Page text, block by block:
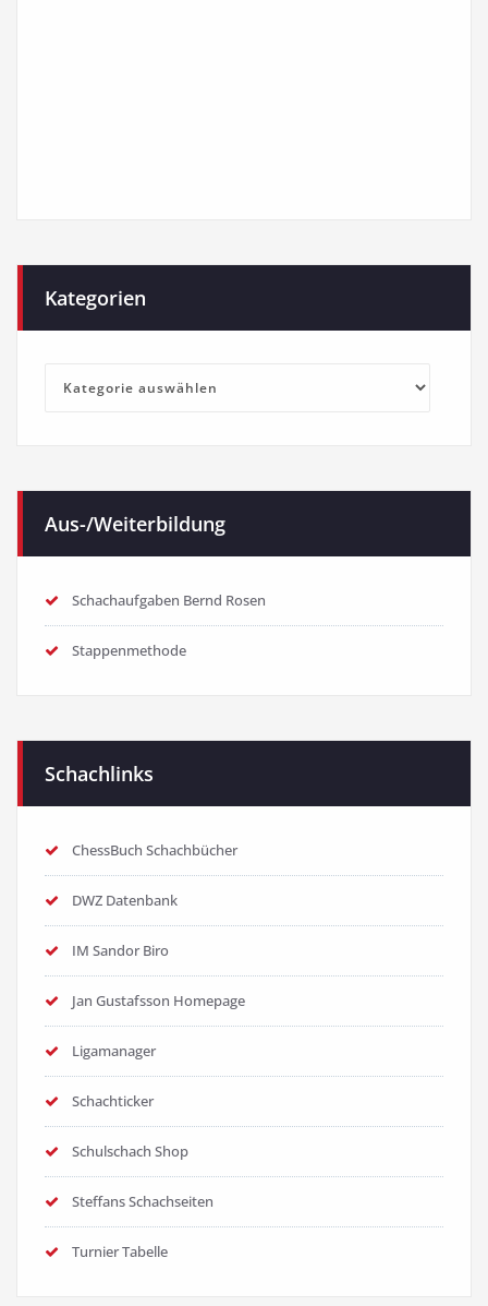
Kategorien
Kategorien
Aus-/Weiterbildung
Schachaufgaben Bernd Rosen
Stappenmethode
Schachlinks
ChessBuch Schachbücher
DWZ Datenbank
IM Sandor Biro
Jan Gustafsson Homepage
Ligamanager
Schachticker
Schulschach Shop
Steffans Schachseiten
Turnier Tabelle